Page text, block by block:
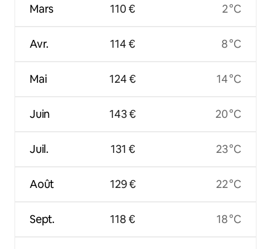
Mars
Avr.
Mai
Juin
Juil.
Août
Sept.
110 €
114 €
124 €
143 €
131 €
129 €
118 €
2 °C
8 °C
14 °C
20 °C
23 °C
22 °C
18 °C